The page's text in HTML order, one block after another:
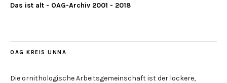
Das ist alt - OAG-Archiv 2001 - 2018
OAG KREIS UNNA
Die ornithologische Arbeitsgemeinschaft ist der lockere,